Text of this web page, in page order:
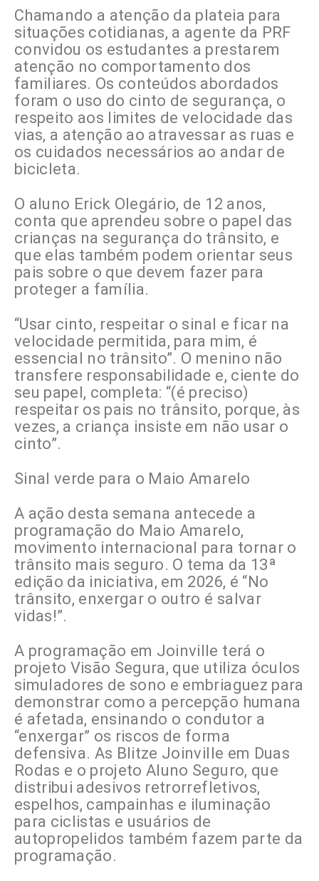
Chamando a atenção da plateia para
situações cotidianas, a agente da PRF
convidou os estudantes a prestarem
atenção no comportamento dos
familiares. Os conteúdos abordados
foram o uso do cinto de segurança, o
respeito aos limites de velocidade das
vias, a atenção ao atravessar as ruas e
os cuidados necessários ao andar de
bicicleta.
O aluno Erick Olegário, de 12 anos,
conta que aprendeu sobre o papel das
crianças na segurança do trânsito, e
que elas também podem orientar seus
pais sobre o que devem fazer para
proteger a família.
“Usar cinto, respeitar o sinal e ficar na
velocidade permitida, para mim, é
essencial no trânsito”. O menino não
transfere responsabilidade e, ciente do
seu papel, completa: “(é preciso)
respeitar os pais no trânsito, porque, às
vezes, a criança insiste em não usar o
cinto”.
Sinal verde para o Maio Amarelo
A ação desta semana antecede a
programação do Maio Amarelo,
movimento internacional para tornar o
trânsito mais seguro. O tema da 13ª
edição da iniciativa, em 2026, é “No
trânsito, enxergar o outro é salvar
vidas!”.
A programação em Joinville terá o
projeto Visão Segura, que utiliza óculos
simuladores de sono e embriaguez para
demonstrar como a percepção humana
é afetada, ensinando o condutor a
“enxergar” os riscos de forma
defensiva. As Blitze Joinville em Duas
Rodas e o projeto Aluno Seguro, que
distribui adesivos retrorrefletivos,
espelhos, campainhas e iluminação
para ciclistas e usuários de
autopropelidos também fazem parte da
programação.